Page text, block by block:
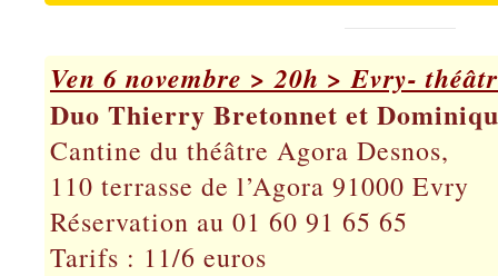
Ven 6 novembre > 20h > Evry-
Duo Thierry Bretonnet et
Cantine du théâtre Agora Desnos,
110 terrasse de l’Agora 91000 Evry
Réservation au 01 60 91 65 65
Tarifs : 11/6 euros